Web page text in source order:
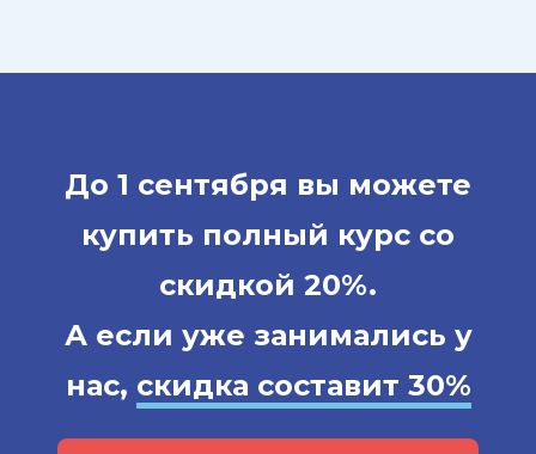
До 1 сентября вы можете
купить полный курс со
скидкой 20%.
А если уже занимались у
нас, скидка составит 30%